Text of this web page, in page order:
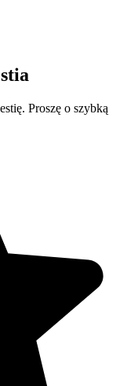
Proszę o szybką